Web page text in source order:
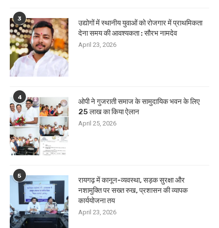
3
उद्योगों में स्थानीय युवाओं को रोजगार में प्राथमिकता
देना समय की आवश्यकता : सौरभ नामदेव
April 23, 2026
4
ओपी ने गुजराती समाज के सामुदायिक भवन के लिए
25 लाख का किया ऐलान
April 25, 2026
5
रायगढ़ में कानून-व्यवस्था, सड़क सुरक्षा और
नशामुक्ति पर सख्त रुख, प्रशासन की व्यापक
कार्ययोजना तय
April 23, 2026